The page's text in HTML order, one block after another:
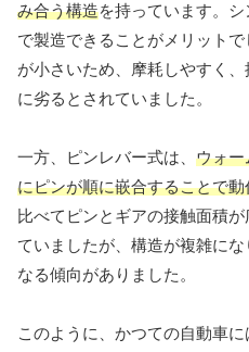
み合う構造を持っています。
で製造できることがメリット
が小さいため、摩耗しやすく
に劣るとされていました。
一方、ピンレバー式は、 ウォー
にピンが順に嵌合することで動
比べてピンとギアの接触面積
ていましたが、構造が複雑に
なる傾向がありました。
このように、かつての自動車